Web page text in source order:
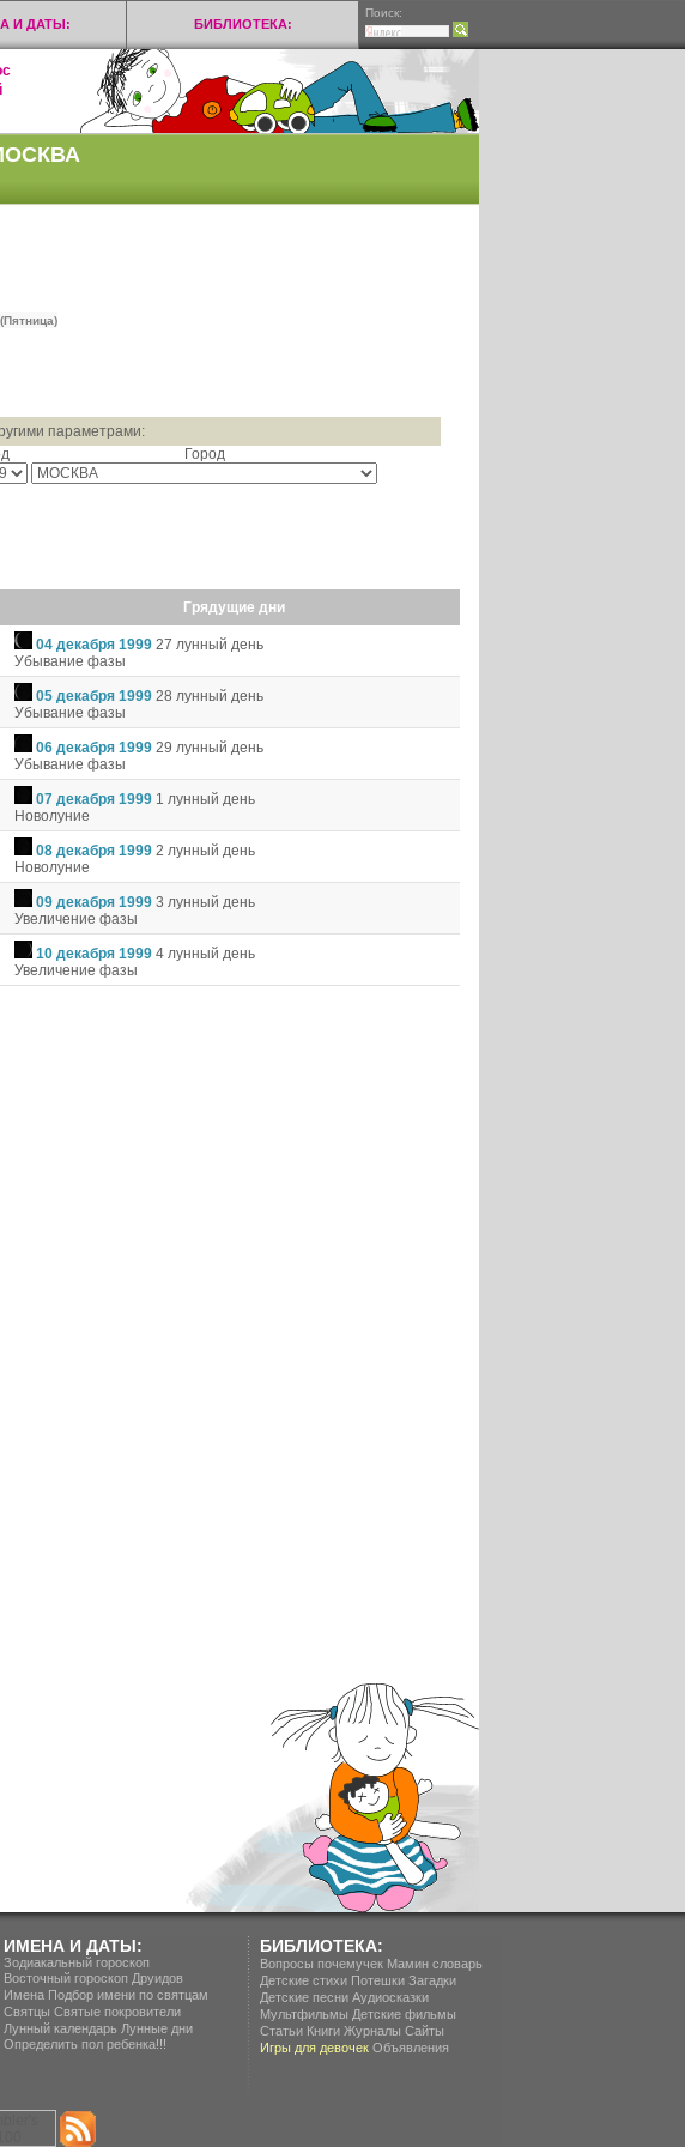
И ДАТЫ: БИБЛИОТЕКА:
Поиск:
(Пятница)
параметрами:
Город
Грядущие дни
04 декабря 1999 27 лунный день
Убывание фазы
05 декабря 1999 28 лунный день
Убывание фазы
06 декабря 1999 29 лунный день
Убывание фазы
07 декабря 1999 1 лунный день
Новолуние
08 декабря 1999 2 лунный день
Новолуние
09 декабря 1999 3 лунный день
Увеличение фазы
10 декабря 1999 4 лунный день
Увеличение фазы
ИМЕНА И ДАТЫ:
Зодиакальный гороскоп
Восточный гороскоп Друидов
Имена Подбор имени по святцам
Святцы Святые покровители
Лунный календарь Лунные дни
Определить пол ребенка!!!
БИБЛИОТЕКА:
Вопросы почемучек Мамин словарь
Детские стихи Потешки Загадки
Детские песни Аудиосказки
Мультфильмы Детские фильмы
Статьи Книги Журналы Сайты
Игры для девочек Объявления